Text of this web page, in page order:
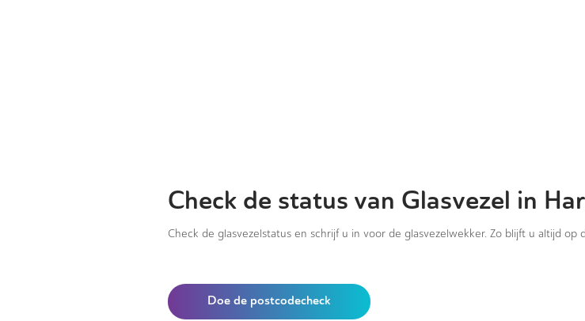
Check de status van Glasvezel in
Check de glasvezelstatus en schrijf u in voor de glasvezelwekker. Zo blijft u altijd
Doe de postcodecheck